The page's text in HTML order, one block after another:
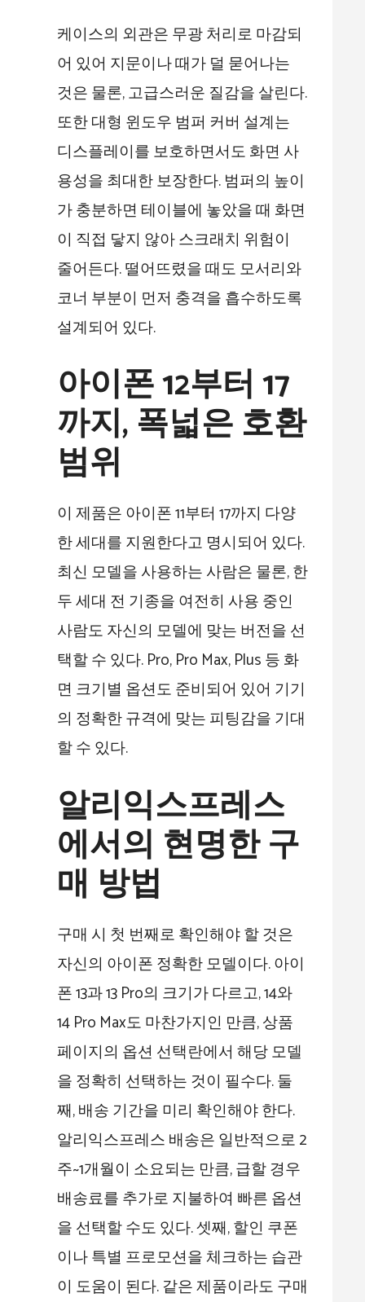
케이스의 외관은 무광 처리로 마감되
어 있어 지문이나 때가 덜 묻어나는
것은 물론, 고급스러운 질감을 살린다.
또한 대형 윈도우 범퍼 커버 설계는
디스플레이를 보호하면서도 화면 사
용성을 최대한 보장한다. 범퍼의 높이
가 충분하면 테이블에 놓았을 때 화면
이 직접 닿지 않아 스크래치 위험이
줄어든다. 떨어뜨렸을 때도 모서리와
코너 부분이 먼저 충격을 흡수하도록
설계되어 있다.
아이폰 12부터 17
까지, 폭넓은 호환
범위
이 제품은 아이폰 11부터 17까지 다양
한 세대를 지원한다고 명시되어 있다.
최신 모델을 사용하는 사람은 물론, 한
두 세대 전 기종을 여전히 사용 중인
사람도 자신의 모델에 맞는 버전을 선
택할 수 있다. Pro, Pro Max, Plus 등 화
면 크기별 옵션도 준비되어 있어 기기
의 정확한 규격에 맞는 피팅감을 기대
할 수 있다.
알리익스프레스
에서의 현명한 구
매 방법
구매 시 첫 번째로 확인해야 할 것은
자신의 아이폰 정확한 모델이다. 아이
폰 13과 13 Pro의 크기가 다르고, 14와
14 Pro Max도 마찬가지인 만큼, 상품
페이지의 옵션 선택란에서 해당 모델
을 정확히 선택하는 것이 필수다. 둘
째, 배송 기간을 미리 확인해야 한다.
알리익스프레스 배송은 일반적으로 2
주~1개월이 소요되는 만큼, 급할 경우
배송료를 추가로 지불하여 빠른 옵션
을 선택할 수도 있다. 셋째, 할인 쿠폰
이나 특별 프로모션을 체크하는 습관
이 도움이 된다. 같은 제품이라도 구매